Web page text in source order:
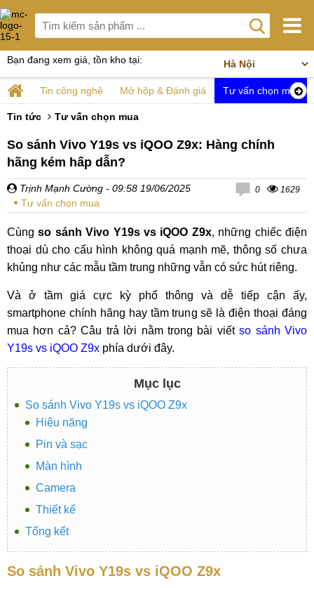
Bạn đang xem giá, tồn kho tại:
Tin công nghệ Mở hộp & Đánh giá Tư vấn chọn mua
Tin tức Tư vấn chọn mua
So sánh Vivo Y19s vs iQOO Z9x: Hàng chính
hãng kém hấp dẫn?
Trịnh Mạnh Cường - 09:58 19/06/2025
Tư vấn chọn mua
0 1629
Cùngso sánh Vivo Y19s vs iQOO Z9x, những chiếc điện
thoại dù cho cấu hình không quá mạnh mẽ, thông số chưa
khủng như các mẫu tầm trung những vẫn có sức hút riêng.
Và ở tầm giá cực kỳ phổ thông và dễ tiếp cận ấy,
smartphone chính hãng hay tầm trung sẽ là điện thoại đáng
mua hơn cả? Câu trả lời nằm trong bài viếtso sánh Vivo
Y19s vs iQOO Z9x phía dưới đây.
Mục lục
So sánh Vivo Y19s vs iQOO Z9x
Hiệu năng
Pin và sạc
Màn hình
Camera
Thiết kế
Tổng kết
So sánh Vivo Y19s vs iQOO Z9x